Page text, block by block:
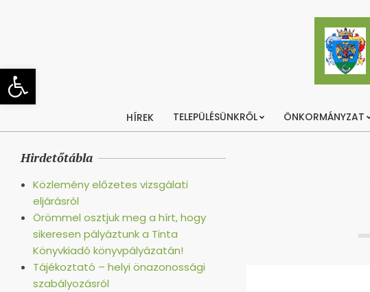
Eszköztár megnyitása
HÍREK TELEPÜLÉSÜNKRŐL ÖNKORMÁNYZAT
Hirdetőtábla
Közlemény előzetes vizsgálati
eljárásról
Örömmel osztjuk meg a hírt, hogy
sikeresen pályáztunk a Tinta
Könyvkiadó könyvpályázatán!
Tájékoztató – helyi önazonossági
szabályozásról